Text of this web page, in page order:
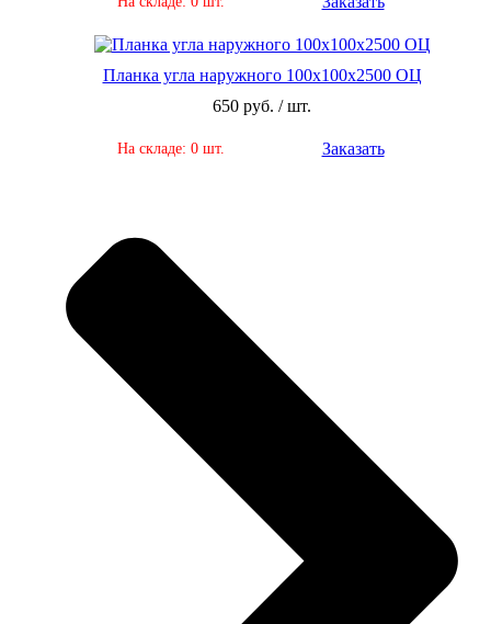
Планка угла наружного 100х100х2500 ОЦ
650 руб. / шт.
На складе: 0 шт. Заказать